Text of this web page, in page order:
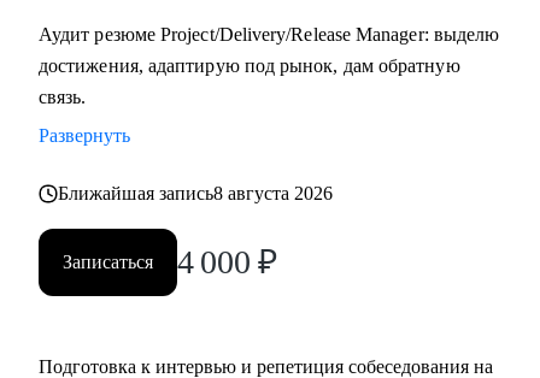
усилить резюме, поднять отклики и двигаться к более
сильным компаниям.
• Системным и продуктовым аналитикам, разработчикам и
тестировщикам, которые планируют переход в управление
• Тимлидам и начинающим менеджерам, которым нужен
внешний взгляд на резюме, карьерный трек и точки роста.
• IT-специалистам, которые хотят системно подойти к
карьере, а не просто “стрелять откликами” в разные
Аудит резюме Project/Delivery/Release Manager: выделю
достижения, адаптирую под рынок, дам обратную
связь.
Развернуть
Ближайшая запись8 августа 2026
Записаться 4 000 ₽
Подготовка к интервью и репетиция собеседования на